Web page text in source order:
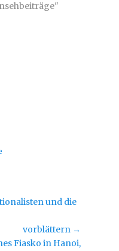
und die
vorblättern →
Fiasko in Hanoi,